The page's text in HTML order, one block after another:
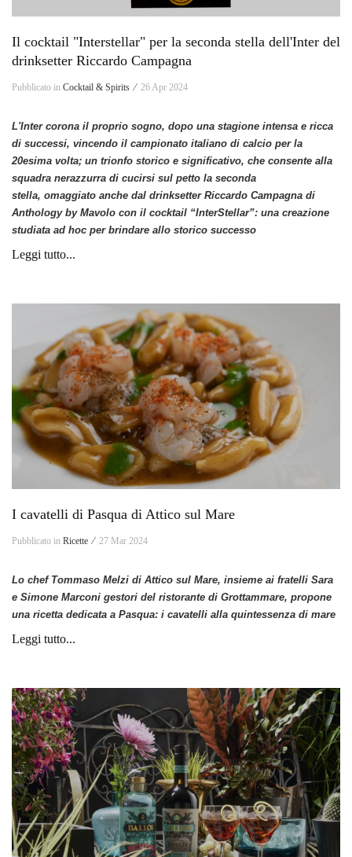
Il cocktail "Interstellar" per la seconda stella dell'Inter del
drinksetter Riccardo Campagna
Pubblicato in Cocktail & Spirits ⁄ 26 Apr 2024
L'Inter corona il proprio sogno, dopo una stagione intensa e ricca
di successi, vincendo il campionato italiano di calcio per la
20esima volta; un trionfo storico e significativo, che consente alla
squadra nerazzurra di cucirsi sul petto la seconda
stella, omaggiato anche dal drinksetter Riccardo Campagna di
Anthology by Mavolo con il cocktail “InterStellar”: una creazione
studiata ad hoc per brindare allo storico successo
Leggi tutto...
I cavatelli di Pasqua di Attico sul Mare
Pubblicato in Ricette ⁄ 27 Mar 2024
Lo chef Tommaso Melzi di Attico sul Mare, insieme ai fratelli Sara
e Simone Marconi gestori del ristorante di Grottammare, propone
una ricetta dedicata a Pasqua: i cavatelli alla quintessenza di mare
Leggi tutto...